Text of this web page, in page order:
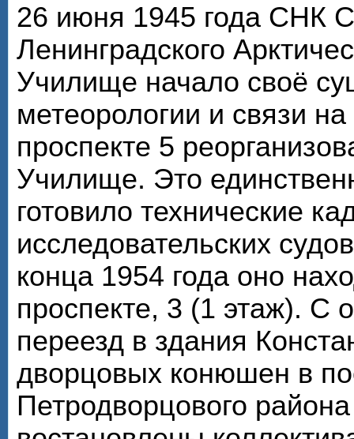
26 июня 1945 года СНК
Ленинградского
Училище начало своё
метеорологии и связи
проспекте 5
Училище. Это
готовило технические
исследовательских
конца 1954 года оно
проспекте, 3 (1 этаж). С
переезд в здания
дворцовых конюшен в
Петродворцового